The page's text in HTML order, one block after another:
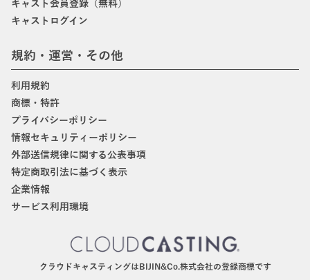
キャスト会員登録（無料）
キャストログイン
規約・運営・その他
利用規約
商標・特許
プライバシーポリシー
情報セキュリティーポリシー
外部送信規律に関する公表事項
特定商取引法に基づく表示
企業情報
サービス利用環境
クラウドキャスティングはBIJIN&Co.株式会社の登録商標です